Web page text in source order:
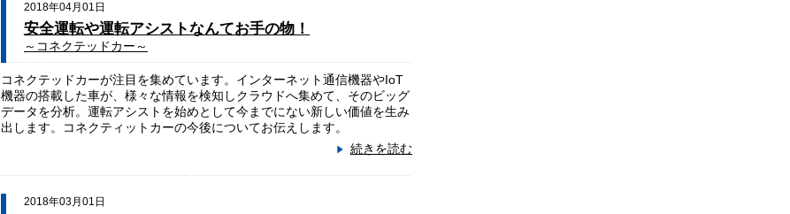
2018年04月01日
安全運転や運転アシストなんてお手の物！
～コネクテッドカー～
コネクテッドカーが注目を集めています。インターネット通信機器やIoT
機器の搭載した車が、様々な情報を検知しクラウドへ集めて、そのビッグ
データを分析。運転アシストを始めとして今までにない新しい価値を生み
出します。コネクティットカーの今後についてお伝えします。
続きを読む
2018年03月01日